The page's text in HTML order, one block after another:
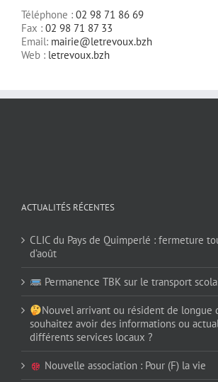
Téléphone : 02 98 71 86 69
Fax : 02 98 71 87 33
Email: mairie@letrevoux.bzh
Web : letrevoux.bzh
ACTUALITÉS RÉCENTES
CLIC du Pays de Quimperlé : fermeture
d’août
Permanence TBK sur le transport
Nouvel arrivant ou résident de longue
souhaitez avoir des informations ou
différents services locaux ?
Nouvelle association : Pour (F) la vie